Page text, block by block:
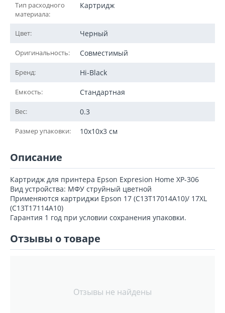
Тип расходного
материала:
Картридж
Цвет: Черный
Оригинальность: Совместимый
Бренд: Hi-Black
Емкость: Стандартная
Вес: 0.3
Размер упаковки: 10x10x3 см
Описание
Картридж для принтера Epson Expresion Home XP-306
Вид устройства: МФУ струйный цветной
Применяются картриджи Epson 17 (C13T17014A10)/ 17XL
(C13T17114A10)
Гарантия 1 год при условии сохранения упаковки.
Отзывы о товаре
Отзывы не найдены